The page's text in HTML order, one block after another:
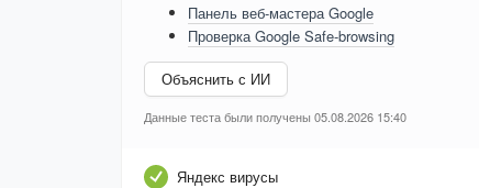
Панель веб-мастера Google
Проверка Google Safe-browsing
Объяснить с ИИ
Данные теста были получены 05.08.2026 15:40
Яндекс вирусы